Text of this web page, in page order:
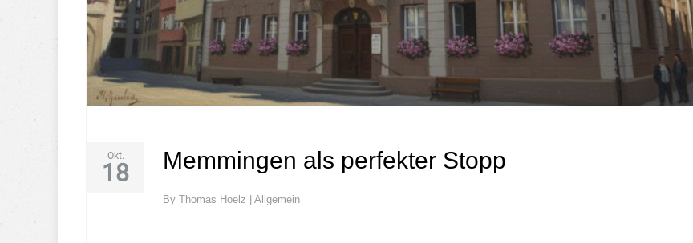
Okt.
18 Memmingen als perfekter Stopp
By Thomas Hoelz Allgemein